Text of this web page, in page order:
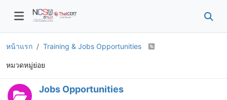
หน้าแรก Training & Jobs Opportunities
หมวดหมู่ย่อย
Jobs Opportunities